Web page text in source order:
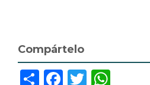
Compártelo